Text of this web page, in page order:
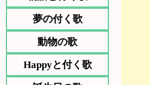
夢の付く歌
動物の歌
Happyと付く歌